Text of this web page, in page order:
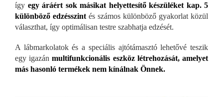
így egy áráért sok másikat helyettesítő készüléket kap. 5
különböző edzésszint és számos különböző gyakorlat közül
választhat, így optimálisan testre szabhatja edzését.
A lábmarkolatok és a speciális ajtótámasztó lehetővé teszik
egy igazánmultifunkcionális eszköz létrehozását, amelyet
más hasonló termékek nem kínálnak Önnek.